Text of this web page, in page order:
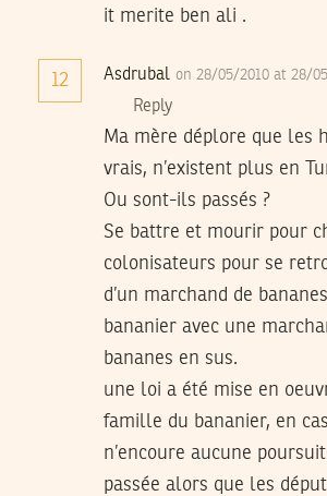
it merite ben ali .
12 Asdrubal on 28/05/2010 at 28/
Reply
Ma mère déplore que les
vrais, n’existent plus en
Ou sont-ils passés ?
Se battre et mourir pour
colonisateurs pour se
d’un marchand de
bananier avec une
bananes en sus.
une loi a été mise en
famille du bananier, en
n’encoure aucune
passée alors que les